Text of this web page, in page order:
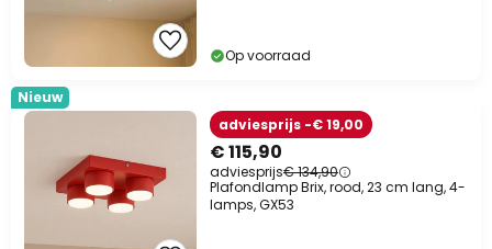
Op voorraad
Nieuw
€ 115,90
adviesprijs€ 134,90
adviesprijs -€ 19,00
Plafondlamp Brix, rood, 23 cm lang, 4-
lamps, GX53